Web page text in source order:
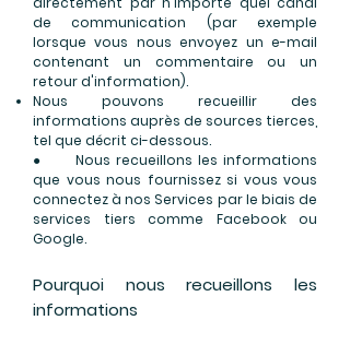
de communication (par exemple
lorsque vous nous envoyez un e-mail
contenant un commentaire ou un
retour d'information).
Nous pouvons recueillir des
informations auprès de sources tierces,
tel que décrit ci-dessous.
● Nous recueillons les informations
que vous nous fournissez si vous vous
connectez à nos Services par le biais de
services tiers comme Facebook ou
Google.
Pourquoi nous recueillons les
informations